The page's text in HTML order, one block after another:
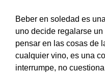
Beber en soledad es
uno decide regalarse
pensar en las cosas de
cualquier vino, es una
interrumpe, no